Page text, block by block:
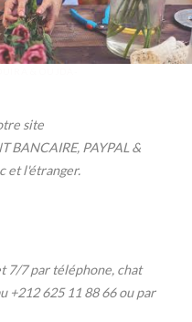
site
BANCAIRE, PAYPAL &
et l'étranger.
7/7par téléphone, chat
+212 625 11 88 66 ou par